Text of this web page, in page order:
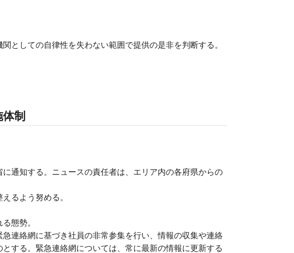
としての自律性を失わない範囲で提供の是非を判断する。
制
通知する。ニュースの責任者は、エリア内の各府県からの
るよう努める。
態勢。
連絡網に基づき社員の非常参集を行い、情報の収集や連絡
する。緊急連絡網については、常に最新の情報に更新する